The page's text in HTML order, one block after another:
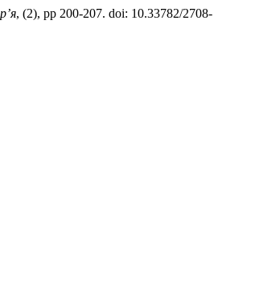
, (2), pp 200-207. doi: 10.33782/2708-